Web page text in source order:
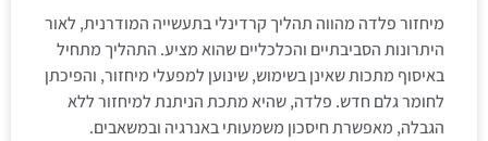
מיחזור פלדה מהווה תהליך קרדינלי בתעשייה המודרנית, לאור
היתרונות הסביבתיים והכלכליים שהוא מציע. התהליך מתחיל
באיסוף מתכות שאינן בשימוש, שינוען למפעלי מיחזור, והפיכתן
לחומר גלם חדש. פלדה, שהיא מתכת הניתנת למיחזור ללא
הגבלה, מאפשרת חיסכון משמעותי באנרגיה ובמשאבים.